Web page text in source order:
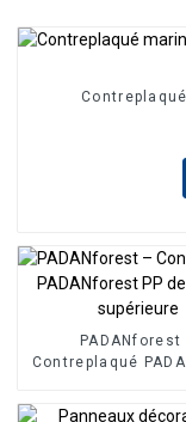
PADANforest
Contreplaqué